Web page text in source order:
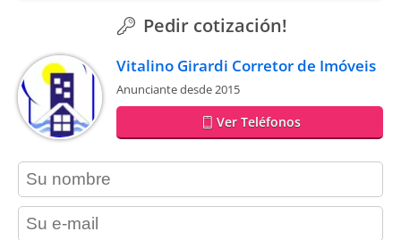
Pedir cotización!
Vitalino Girardi Corretor de Imóveis
Anunciante desde 2015
Ver Teléfonos
contact_name
contact_email